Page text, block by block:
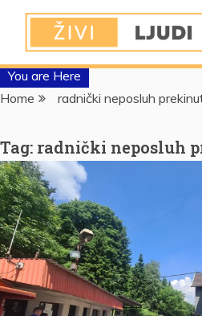
You are Here
Home
radnički neposluh
Tag: radnički neposluh